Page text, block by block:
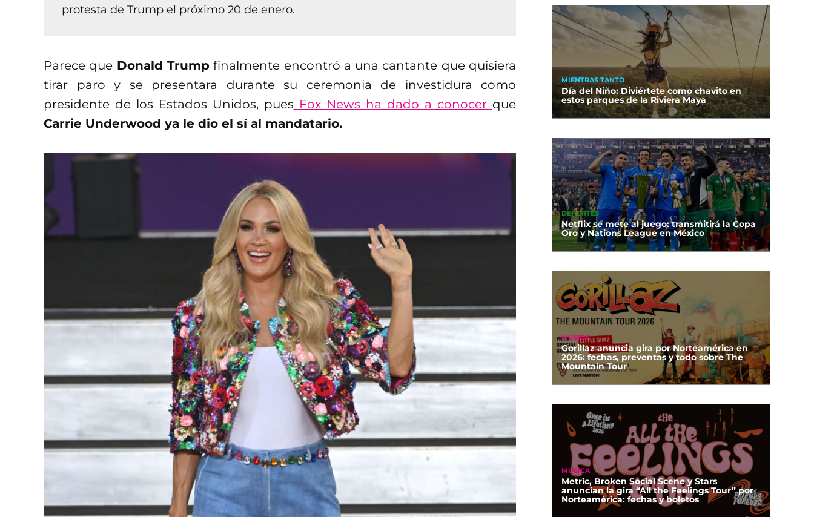
protesta de Trump el próximo 20 de enero.
Parece que Donald Trumpfinalmente encontró a una cantante que quisiera
tirar paro y se presentara durante su ceremonia de investidura como
presidente de los Estados Unidos, pues Fox News ha dado a conocer que
Carrie Underwood ya le dio el sí al mandatario.
MIENTRAS TANTO
Día del Niño: Diviértete como chavito en
estos parques de la Riviera Maya
DEPORTES
Netflix se mete al juego: transmitirá la Copa
Oro y Nations League en México
MÚSICA
Gorillaz anuncia gira por Norteamérica en
2026: fechas, preventas y todo sobre The
Mountain Tour
MÚSICA
Metric, Broken Social Scene y Stars
anuncian la gira “All the Feelings Tour” por
Norteamérica: fechas y boletos